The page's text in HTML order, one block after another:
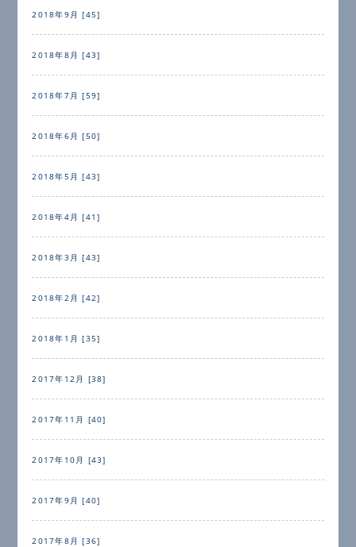
2018年9月 [45]
2018年8月 [43]
2018年7月 [59]
2018年6月 [50]
2018年5月 [43]
2018年4月 [41]
2018年3月 [43]
2018年2月 [42]
2018年1月 [35]
2017年12月 [38]
2017年11月 [40]
2017年10月 [43]
2017年9月 [40]
2017年8月 [36]